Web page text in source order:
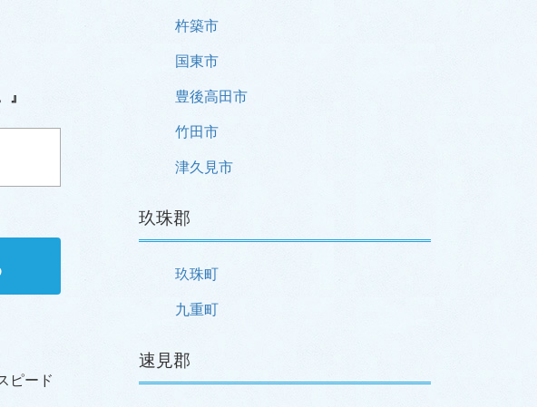
』
ピード
杵築市
国東市
豊後高田市
竹田市
津久見市
玖珠郡
玖珠町
九重町
速見郡